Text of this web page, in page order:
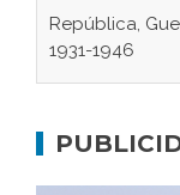
Gaditanos
Don Perafán